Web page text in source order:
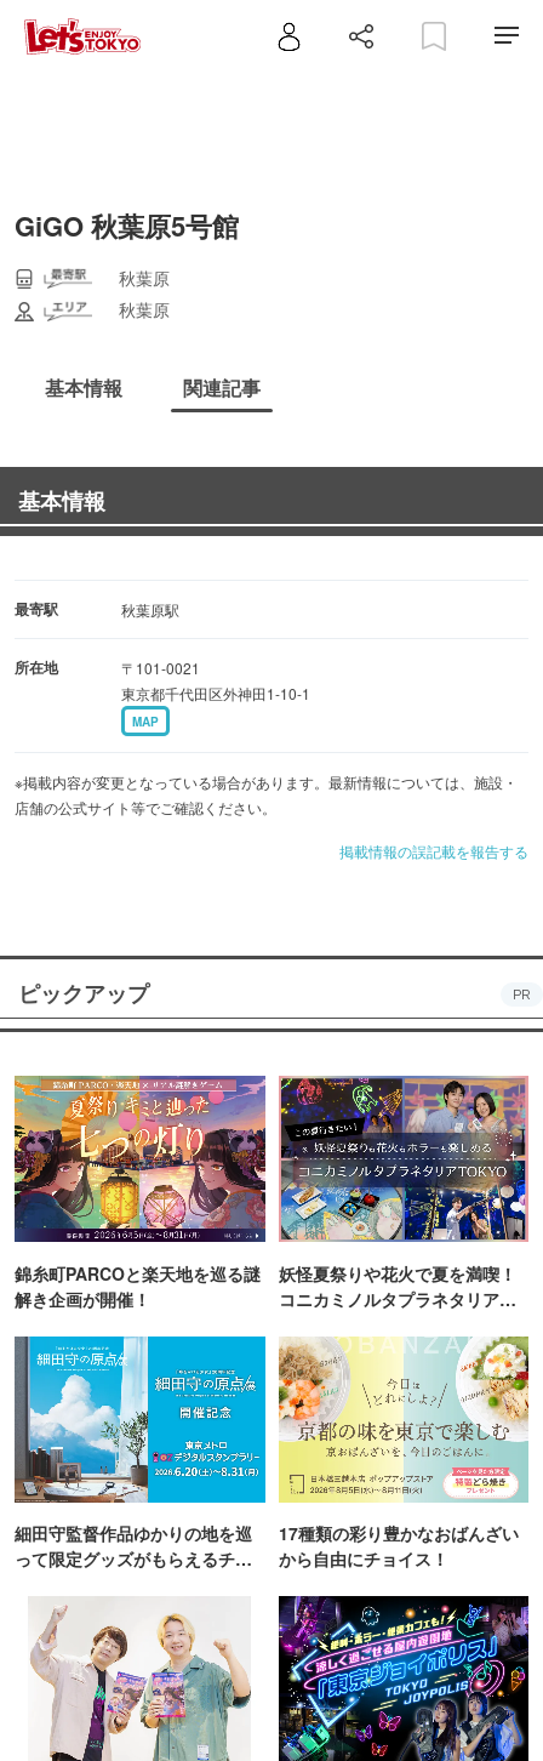
GiGO 秋葉原5号館
秋葉原
秋葉原
基本情報 関連記事
基本情報
最寄駅 秋葉原駅
所在地
〒101-0021
東京都千代田区外神田1-10-1
MAP
※掲載内容が変更となっている場合があります。最新情報については、施設・
店舗の公式サイト等でご確認ください。
掲載情報の誤記載を報告する
ピックアップ PR
錦糸町PARCOと楽天地を巡る謎
解き企画が開催！
妖怪夏祭りや花火で夏を満喫！
コニカミノルタプラネタリア
細田守監督作品ゆかりの地を巡
って限定グッズがもらえるチャ
17種類の彩り豊かなおばんざい
から自由にチョイス！